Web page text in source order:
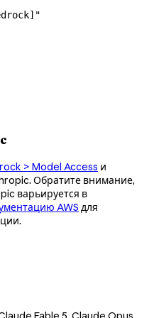
> Model Access и
Обратите внимание,
варьируется в
AWS для